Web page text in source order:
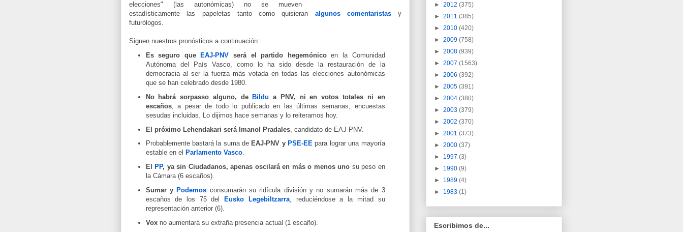
elecciones" (las autonómicas) no se mueven
estadísticamente las papeletas tanto como quisieran algunos comentaristasy
futurólogos.
Siguen nuestros pronósticos a continuación:
Es seguro que
EAJ-PNV será el partido hegemónicoen la Comunidad
Autónoma del País Vasco, como lo ha sido desde la restauración de la
democracia al ser la fuerza más votada en todas las elecciones autonómicas
que se han celebrado desde 1980.
No habrá sorpasso alguno, de Bildu a PNV, ni en votos totales ni en
escaños, a pesar de todo lo publicado en las últimas semanas, encuestas
sesudas incluidas. Lo dijimos hace semanas y lo reiteramos hoy.
El próximo Lehendakari será Imanol Pradales, candidato de EAJ-PNV.
Probablemente bastará la suma de EAJ-PNV y PSE-EE para lograr una mayoría
estable en el Parlamento Vasco.
El
PP, ya sin Ciudadanos, apenas oscilará en más o menos uno su peso en
la Cámara (6 escaños).
Sumar y Podemos consumarán su ridícula división y no sumarán más de 3
escaños de los 75 del
Eusko Legebiltzarra, reduciéndose a la mitad su
representación anterior (6).
Voxno aumentará su extraña presencia actual (1 escaño).
► 2012 (375)
► 2011 (385)
► 2010 (420)
► 2009 (758)
► 2008 (939)
► 2007 (1563)
► 2006 (392)
► 2005 (391)
► 2004 (380)
► 2003 (379)
► 2002 (370)
► 2001 (373)
► 2000 (37)
► 1997 (3)
► 1990 (9)
► 1989 (4)
► 1983 (1)
Escribimos de...